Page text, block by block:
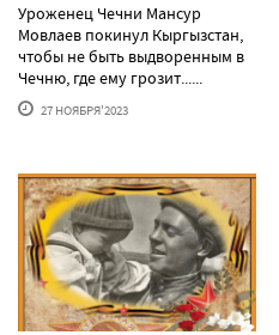
Уроженец Чечни Мансур
Мовлаев покинул Кыргызстан,
чтобы не быть выдворенным в
Чечню, где ему грозит......
27 НОЯБРЯ'2023